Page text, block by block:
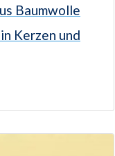
Baumwolle
Kerzen und